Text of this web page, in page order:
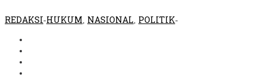
REDAKSI-HUKUM NASIONAL POLITIK-